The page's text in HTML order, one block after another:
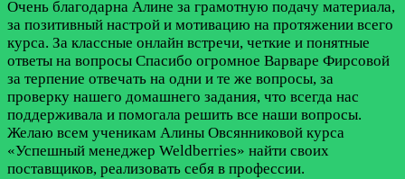
Очень благодарна Алине за грамотную подачу материала,
за позитивный настрой и мотивацию на протяжении всего
курса. За классные онлайн встречи, четкие и понятные
ответы на вопросы Спасибо огромное Варваре Фирсовой
за терпение отвечать на одни и те же вопросы, за
проверку нашего домашнего задания, что всегда нас
поддерживала и помогала решить все наши вопросы.
Желаю всем ученикам Алины Овсянниковой курса
«Успешный менеджер Weldberries» найти своих
поставщиков, реализовать себя в профессии.